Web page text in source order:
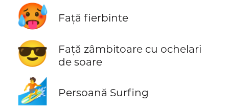
🥵 Față fierbinte
😎
Față zâmbitoare cu ochelari
de soare
🏄 Persoană Surfing